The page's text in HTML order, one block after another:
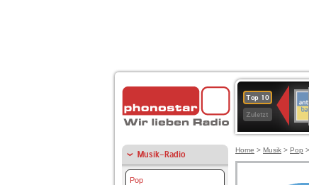
Top 10
Zuletzt
Musik-Radio
Pop
Home > Musik > Pop >